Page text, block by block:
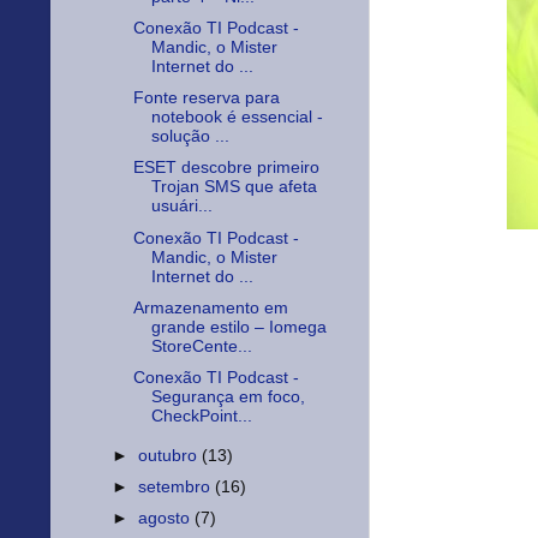
Conexão TI Podcast -
Mandic, o Mister
Internet do ...
Fonte reserva para
notebook é essencial -
solução ...
ESET descobre primeiro
Trojan SMS que afeta
usuári...
Conexão TI Podcast -
Mandic, o Mister
Internet do ...
Armazenamento em
grande estilo – Iomega
StoreCente...
Conexão TI Podcast -
Segurança em foco,
CheckPoint...
►outubro (13)
►setembro (16)
►agosto (7)